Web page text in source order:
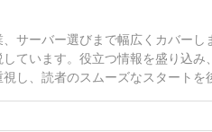
サーバー選びまで幅広くカバー
ています。役立つ情報を盛り込
し、読者のスムーズなスタートを